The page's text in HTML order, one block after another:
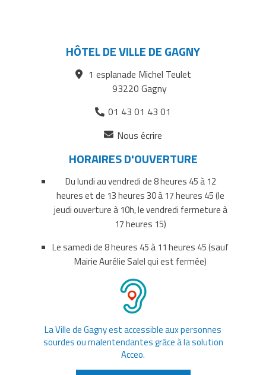
HÔTEL DE VILLE DE GAGNY
1 esplanade Michel Teulet
93220 Gagny
01 43 01 43 01
Nous écrire
un
nouvel
onglet)
HORAIRES D'OUVERTURE
Du lundi au vendredi de 8 heures 45 à 12
heures et de 13 heures 30 à 17 heures 45 (le
jeudi ouverture à 10h, le vendredi fermeture à
17 heures 15)
Le samedi de 8 heures 45 à 11 heures 45 (sauf
Mairie Aurélie Salel qui est fermée)
La Ville de Gagny est accessible aux personnes
sourdes ou malentendantes grâce à la solution
Acceo.